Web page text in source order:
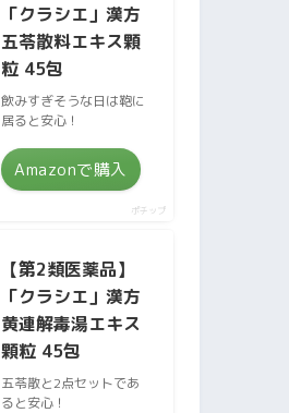
「クラシエ」漢方
五苓散料エキス顆
粒 45包
飲みすぎそうな日は鞄に
居ると安心！
Amazonで購入
ポチップ
【第2類医薬品】
「クラシエ」漢方
黄連解毒湯エキス
顆粒 45包
五苓散と2点セットであ
ると安心！